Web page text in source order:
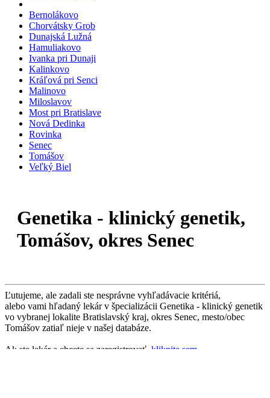
Bernolákovo
Chorvátsky Grob
Dunajská Lužná
Hamuliakovo
Ivanka pri Dunaji
Kalinkovo
Kráľová pri Senci
Malinovo
Miloslavov
Most pri Bratislave
Nová Dedinka
Rovinka
Senec
Tomášov
Veľký Biel
Genetika - klinický genetik,
Tomášov, okres Senec
Ľutujeme, ale zadali ste nesprávne vyhľadávacie kritériá,
alebo vami hľadaný lekár v špecializácii Genetika - klinický genetik
vo vybranej lokalite Bratislavský kraj, okres Senec, mesto/obec
Tomášov zatiaľ nieje v našej databáze.
Ak ste lekár a chcete sa zaregistrovať, kliknite sem